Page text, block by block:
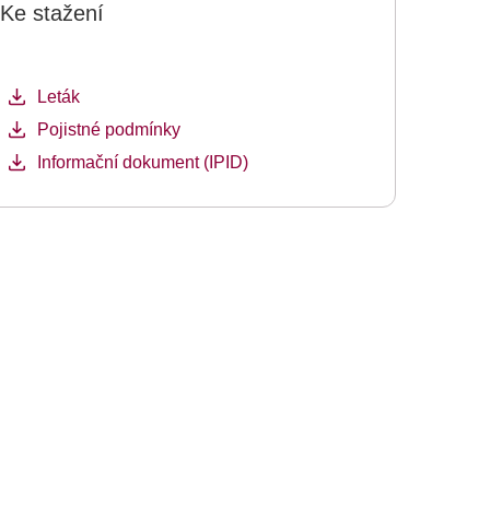
Ke stažení
Leták
Pojistné podmínky
Informační dokument (IPID)